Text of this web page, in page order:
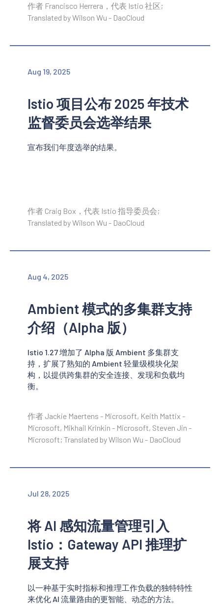
作者 Francisco Herrera，代表 Istio 社区;
Translated by Wilson Wu - DaoCloud
Aug 19, 2025
Istio 项目公布 2025 年技术
监督委员会选举结果
宣布我们年度选举的结果。
作者 Craig Box，代表 Istio 指导委员会;
Translated by Wilson Wu - DaoCloud
Aug 4, 2025
Ambient 模式的多集群支持
介绍（Alpha 版）
Istio 1.27 增加了 Alpha 版 Ambient 多集群支
持，扩展了熟知的 Ambient 轻量级模块化架
构，以提供跨集群的安全连接、发现和负载均
衡。
作者 Jackie Maertens - Microsoft, Keith Mattix -
Microsoft, Mikhail Krinkin - Microsoft, Steven Jin -
Microsoft; Translated by Wilson Wu - DaoCloud
Jul 28, 2025
将 AI 感知流量管理引入
Istio：Gateway API 推理扩
展支持
以一种基于实时指标和推理工作负载的独特特性
来优化 AI 流量路由的更智能、动态的方法。